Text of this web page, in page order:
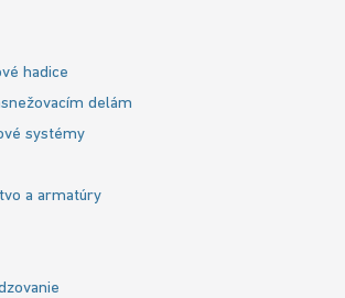
hadice
delám
systémy
a armatúry